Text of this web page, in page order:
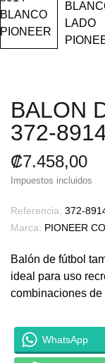
BALON
372-
₡7.458,00
Impuestos incluidos
Referencia: 372-
Marca: PIONEER
Balón de fútbol
ideal para uso
combinaciones de
WhatsApp